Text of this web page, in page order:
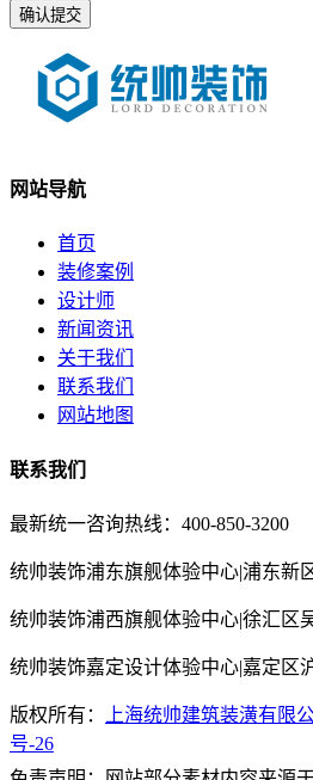
网站导航
首页
装修案例
设计师
新闻资讯
关于我们
联系我们
网站地图
联系我们
最新统一咨询热线：400-850-3200
统帅装饰浦东旗舰体验中心|浦东新
统帅装饰浦西旗舰体验中心|徐汇区
统帅装饰嘉定设计体验中心|嘉定区
版权所有： 上海统帅建筑装潢有限
号-26